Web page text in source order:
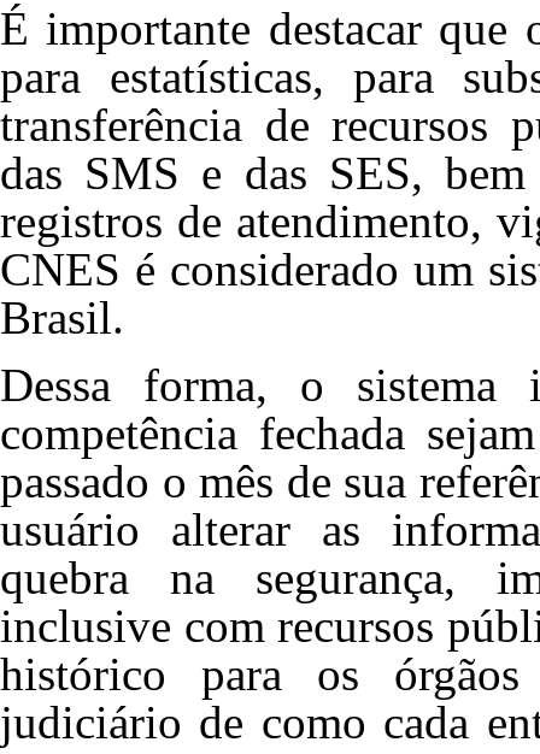
É importante destacar que
para estatísticas, para
transferência de recursos
das SMS e das SES,
registros de atendimento,
CNES é considerado um
Brasil.
Dessa forma, o sistema
competência fechada
passado o mês de sua
usuário alterar as
quebra na segurança,
inclusive com recursos
histórico para os
judiciário de como cada